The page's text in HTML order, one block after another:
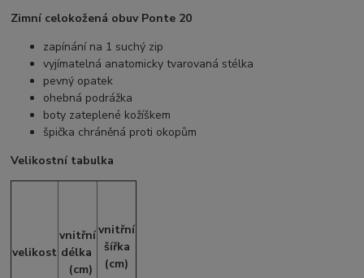
Zimní celokožená obuv Ponte 20
zapínání na 1 suchý zip
vyjímatelná anatomicky tvarovaná stélka
pevný opatek
ohebná podrážka
boty zateplené kožíškem
špička chráněná proti okopům
Velikostní tabulka
velikost
vnitřní
délka
(cm)
vnitřní
šířka
(cm)